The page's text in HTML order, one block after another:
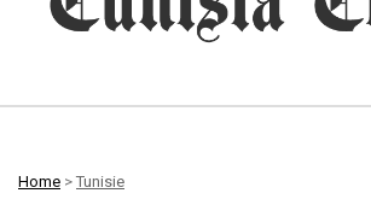
Home > Tunisie